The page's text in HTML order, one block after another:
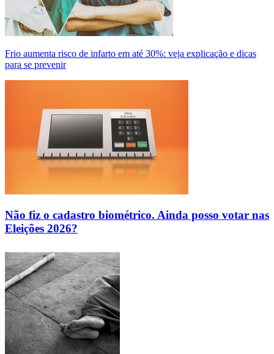
Frio aumenta risco de infarto em até 30%: veja explicação e dicas
para se prevenir
Não fiz o cadastro biométrico. Ainda posso votar nas
Eleições 2026?